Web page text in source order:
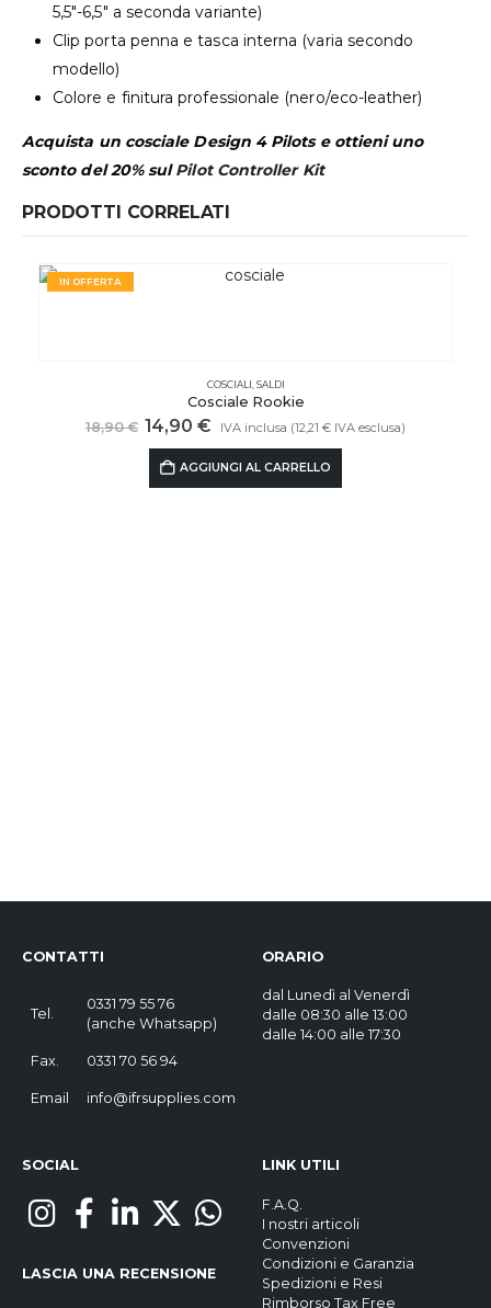
5,5″-6,5″ a seconda variante)
Clip porta penna e tasca interna (varia secondo
modello)
Colore e finitura professionale (nero/eco-leather)
Acquista un cosciale Design 4 Pilots e ottieni uno
sconto del 20% sulPilot Controller Kit
PRODOTTI CORRELATI
IN OFFERTA
COSCIALI , SALDI
Cosciale Rookie
18,90€ Il
prezzo
originale
era:
18,90 €.
14,90€
attuale
è:
14,90 €.
IVA inclusa (12,21€ IVA esclusa)
AGGIUNGI AL CARRELLO
CONTATTI
Tel.
0331 79 55 76
(anche Whatsapp)
Fax. 0331 70 56 94
Email info@ifrsupplies.com
ORARIO
dal Lunedì al Venerdì
dalle 08:30 alle 13:00
dalle 14:00 alle 17:30
SOCIAL
LASCIA UNA RECENSIONE
LINK UTILI
F.A.Q.
I nostri articoli
Convenzioni
Condizioni e Garanzia
Spedizioni e Resi
Rimborso Tax Free